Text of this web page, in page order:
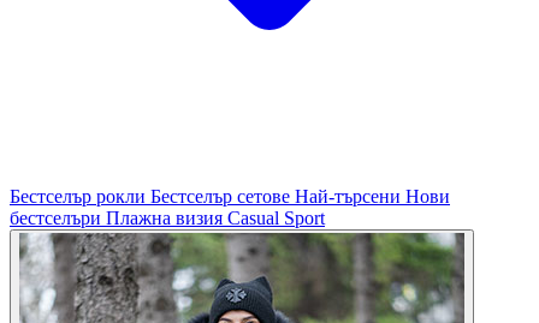
Бестселър рокли Бестселър сетове Най-търсени Нови
бестселъри Плажна визия Casual Sport